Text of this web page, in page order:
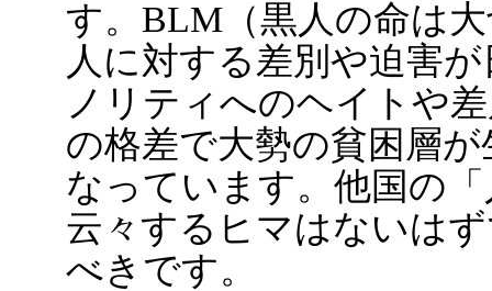
す。BLM（黒人の命は
人に対する差別や迫害
ノリティへのヘイトや
の格差で大勢の貧困層
なっています。他国の
云々するヒマはないは
べきです。